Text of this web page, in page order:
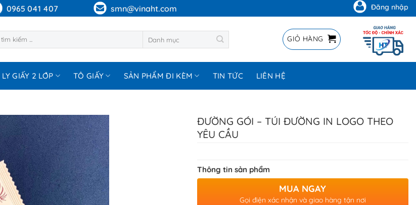
0965 041 407 smn@vinaht.com Đăng nhập
GIỎ HÀNG
LY GIẤY 2 LỚP TÔ GIẤY SẢN PHẨM ĐI KÈM TIN TỨC LIÊN HỆ
ĐƯỜNG GÓI – TÚI ĐƯỜNG IN LOGO THEO
YÊU CẦU
Thông tin sản phẩm
MUA NGAY
Gọi điện xác nhận và giao hàng tận nơi